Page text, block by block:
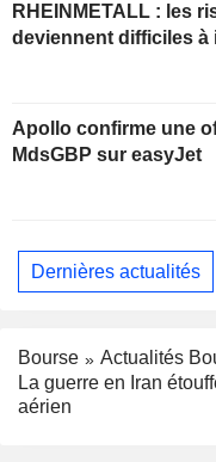
RHEINMETALL : les risques d'exécution
deviennent difficiles à
Apollo confirme une
MdsGBP sur easyJet
Dernières actualités
Bourse
Actualités
La guerre en Iran
aérien